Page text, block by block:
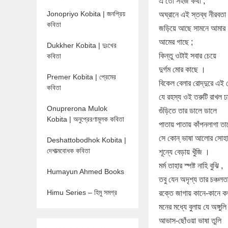
Jonopriyo Kobita | জনপ্রিয়
কবিতা
Dukkher Kobita | দুঃখের
কবিতা
Premer Kobita | প্রেমের
কবিতা
Onuprerona Mulok
Kobita | অনুপ্রেরণামূলক কবিতা
Deshattobodhok Kobita |
দেশাত্মবোধক কবিতা
Humayun Ahmed Books
Himu Series – হিমু সমগ্র
অঘ্রানে এই স্তব্ধ নীরবতা
জড়িয়ে আছে সামনে আমার
আমের গাছে ;
কিন্তু ওটাই সবার চেয়ে
দুর্গম মোর কাছে ।
বিকেল বেলার রোদ্‌দুরে এই
যে রহস্য ওই তরুটি রাখল
গুঁড়িতে তার ডালে ডালে
পাতায় পাতায় কাঁপনলাগা
সে কোন্‌ ভাষা আলোর
শূন্যে বেড়ায় খুঁজি ।
মর্ম তাহার স্পষ্ট নাহি বুঝি ,
তবু যেন অদৃশ্য তার
রক্তে জাগায় কানে-কানে
মনের মধ্যে বুলায় যে অঙ্গুলি
আভাস-ছোঁওয়া ভাষা তুলি